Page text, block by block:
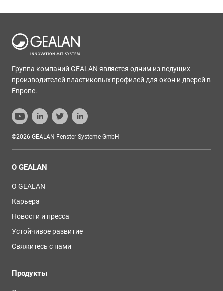
Группа компаний GEALAN является одним из ведущих
производителей пластиковых профилей для окон и дверей в
Европе.
©2026 GEALAN Fenster-Systeme GmbH
О GEALAN
О GEALAN
Карьера
Новости и пресса
Устойчивое развитие
Свяжитесь с нами
Продукты